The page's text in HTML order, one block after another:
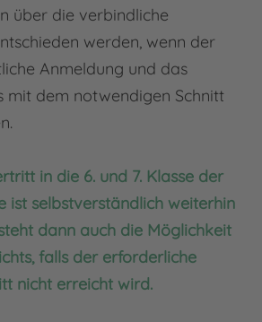
über die verbindliche
werden, wenn der
Anmeldung und das
mit dem notwendigen Schnitt
in die 6. und 7. Klasse der
ist selbstverständlich weiterhin
dann auch die Möglichkeit
falls der erforderliche
nicht erreicht wird.